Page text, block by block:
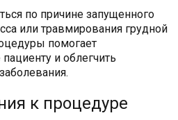
по причине запущенного
или травмирования грудной
помогает
и облегчить
к процедуре